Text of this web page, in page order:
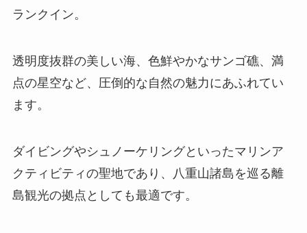
ランクイン。
透明度抜群の美しい海、色鮮やかなサンゴ礁、満
点の星空など、圧倒的な自然の魅力にあふれてい
ます。
ダイビングやシュノーケリングといったマリンア
クティビティの聖地であり、八重山諸島を巡る離
島観光の拠点としても最適です。